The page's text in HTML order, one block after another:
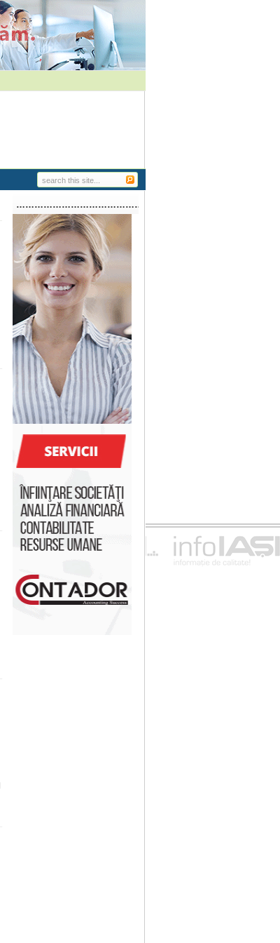
…………………………………………………..